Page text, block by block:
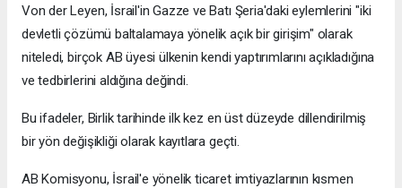
Von der Leyen, İsrail'in Gazze ve Batı Şeria'daki eylemlerini "iki
devletli çözümü baltalamaya yönelik açık bir girişim" olarak
niteledi, birçok AB üyesi ülkenin kendi yaptırımlarını açıkladığına
ve tedbirlerini aldığına değindi.
Bu ifadeler, Birlik tarihinde ilk kez en üst düzeyde dillendirilmiş
bir yön değişikliği olarak kayıtlara geçti.
AB Komisyonu, İsrail'e yönelik ticaret imtiyazlarının kısmen